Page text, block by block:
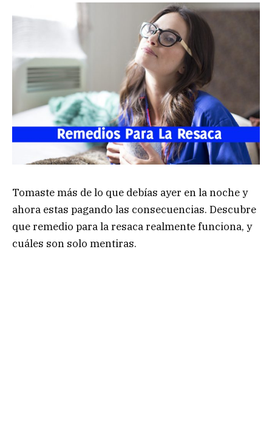
Tomaste más de lo que debías ayer en la noche y
ahora estas pagando las consecuencias. Descubre
que remedio para la resaca realmente funciona, y
cuáles son solo mentiras.